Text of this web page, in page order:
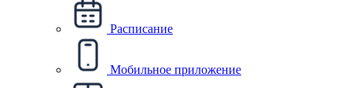
Расписание
Мобильное приложение